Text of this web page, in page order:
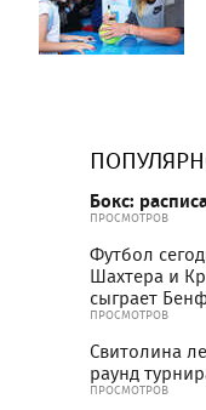
Бокс:
ПРОСМОТРОВ
Футбол
Шахтера и
сыграет
ПРОСМОТРОВ
Свитолина
раунд
ПРОСМОТРОВ